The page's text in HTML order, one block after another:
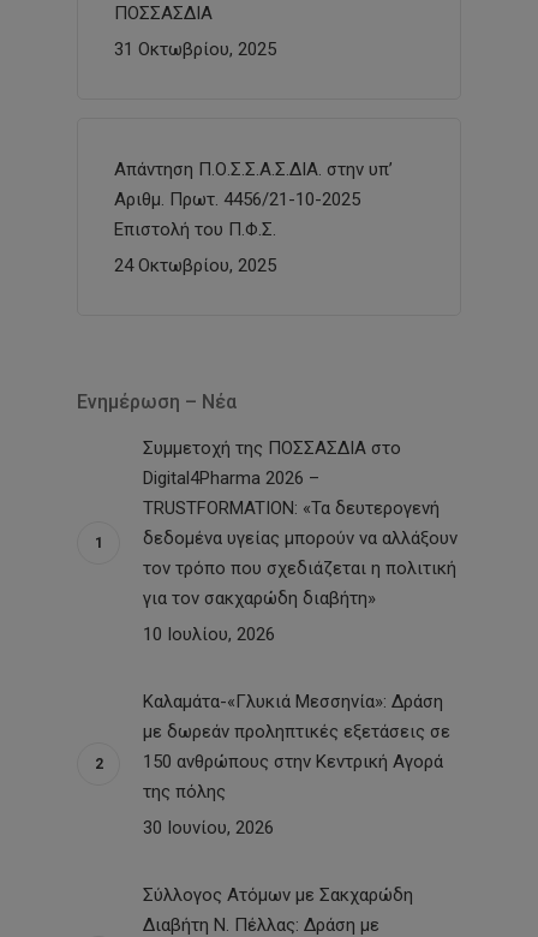
ΠΟΣΣΑΣΔΙΑ
31 Οκτωβρίου, 2025
Απάντηση Π.Ο.Σ.Σ.Α.Σ.ΔΙΑ. στην υπ’
Αριθμ. Πρωτ. 4456/21-10-2025
Επιστολή του Π.Φ.Σ.
24 Οκτωβρίου, 2025
Ενημέρωση – Νέα
Συμμετοχή της ΠΟΣΣΑΣΔΙΑ στο
Digital4Pharma 2026 –
TRUSTFORMATION: «Τα δευτερογενή
δεδομένα υγείας μπορούν να αλλάξουν
τον τρόπο που σχεδιάζεται η πολιτική
για τον σακχαρώδη διαβήτη»
10 Ιουλίου, 2026
Καλαμάτα-«Γλυκιά Μεσσηνία»: Δράση
με δωρεάν προληπτικές εξετάσεις σε
150 ανθρώπους στην Κεντρική Αγορά
της πόλης
30 Ιουνίου, 2026
Σύλλογος Ατόμων με Σακχαρώδη
Διαβήτη Ν. Πέλλας: Δράση με